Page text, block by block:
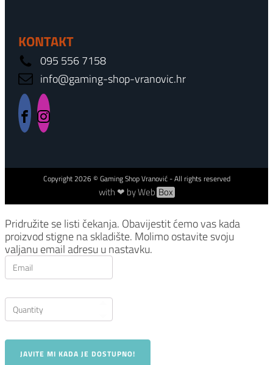
KONTAKT
095 556 7158
info@gaming-shop-vranovic.hr
Copyright2026© Gaming Shop Vranović - All rights reserved
with ❤ by Web Box
Pridružite se listi čekanja. Obavijestit ćemo vas kada
proizvod stigne na skladište. Molimo ostavite svoju
valjanu email adresu u nastavku.
JAVITE MI KADA JE DOSTUPNO!